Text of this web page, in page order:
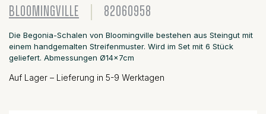
BLOOMINGVILLE 82060958
Die Begonia-Schalen von Bloomingville bestehen aus Steingut mit
einem handgemalten Streifenmuster. Wird im Set mit 6 Stück
geliefert. Abmessungen Ø14x7cm
Auf Lager – Lieferung in 5-9 Werktagen